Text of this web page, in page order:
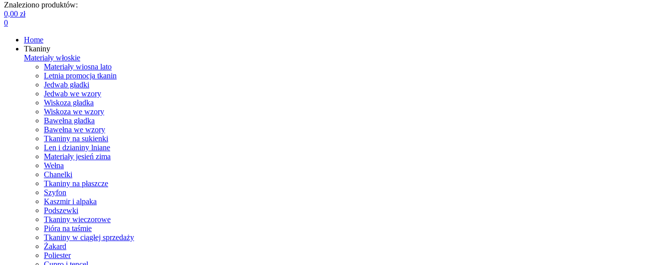
Znaleziono produktów:
0,00 zł
0
Home
Tkaniny
Materiały włoskie
Materiały wiosna lato
Letnia promocja tkanin
Jedwab gładki
Jedwab we wzory
Wiskoza gładka
Wiskoza we wzory
Bawełna gładka
Bawełna we wzory
Tkaniny na sukienki
Len i dzianiny lniane
Materiały jesień zima
Wełna
Chanelki
Tkaniny na płaszcze
Szyfon
Kaszmir i alpaka
Podszewki
Tkaniny wieczorowe
Pióra na taśmie
Tkaniny w ciągłej sprzedaży
Żakard
Poliester